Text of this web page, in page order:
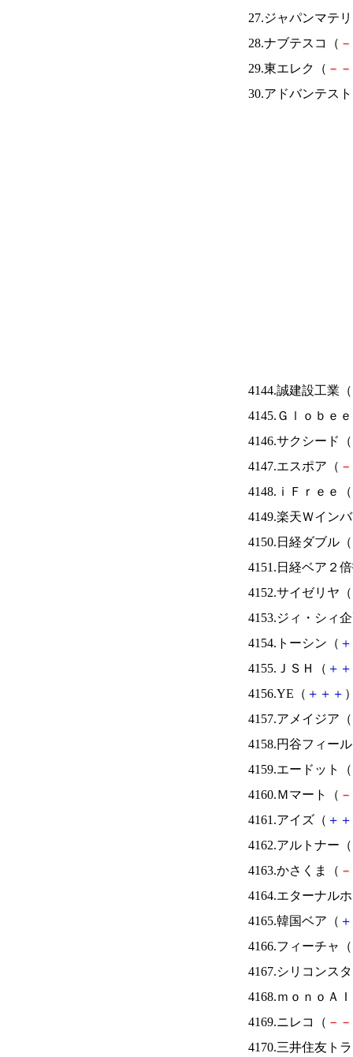
27.ジャパンマテ
28.ナブテスコ（ －
29.東エレク（ － －
30.アドバンテス
4144.誠建設工業（
4145.Ｇｌｏｂｅ
4146.サクシード（
4147.エスポア（ －
4148.ｉＦｒｅｅ（
4149.楽天Ｗイン
4150.日経ダブル（
4151.日経ベア２
4152.サイゼリヤ（
4153.ジィ・シィ
4154.トーシン（ ＋
4155.ＪＳＨ（ ＋ ＋
4156.YE（ ＋ ＋ ＋
4157.アメイジア（
4158.円谷フィー
4159.エードット（
4160.Ｍマート（ －
4161.アイズ（ ＋ ＋
4162.アルトナー（
4163.かさくま（ －
4164.エターナル
4165.韓国ベア（ ＋
4166.フィーチャ（
4167.シリコンス
4168.ｍｏｎｏＡ
4169.ニレコ（ － －
4170.三井住友ト